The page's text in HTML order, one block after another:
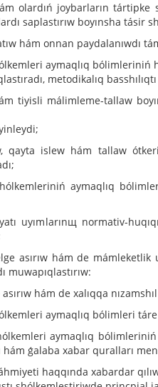
olardıń joybarların
saplastırıw boyınsha tásir
hám onnan paydalanıwdı
aymaqlıq bólimleriniń
metodikalıq
tiyisli málimleme-tallaw
qayta islew hám tallaw
aymaqlıq
uyımlarınщ normativ-
asırıw hám de
muwapıqlastırıw:
asırıw hám de xalıqqa
aymaqlıq bólimleri
aymaqlıq
ǵalaba xabar quralları
haqqında xabardar